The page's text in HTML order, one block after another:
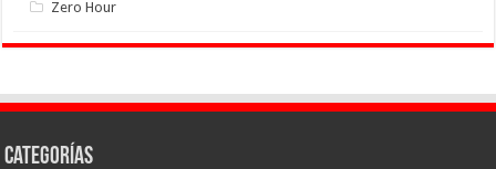
Zero Hour
Categorías